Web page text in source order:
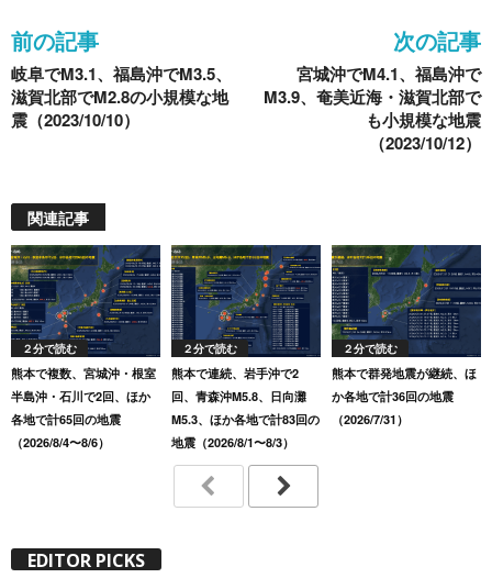
o
k
前の記事
岐阜でM3.1、福島沖でM3.5、
滋賀北部でM2.8の小規模な地
震（2023/10/10）
次の記事
宮城沖でM4.1、福島沖で
M3.9、奄美近海・滋賀北部で
も小規模な地震
（2023/10/12）
関連記事
２分で読む
熊本で複数、宮城沖・根室
半島沖・石川で2回、ほか
各地で計65回の地震
（2026/8/4〜8/6）
２分で読む
熊本で連続、岩手沖で2
回、青森沖M5.8、日向灘
M5.3、ほか各地で計83回の
地震（2026/8/1〜8/3）
２分で読む
熊本で群発地震が継続、ほ
か各地で計36回の地震
（2026/7/31）
EDITOR PICKS